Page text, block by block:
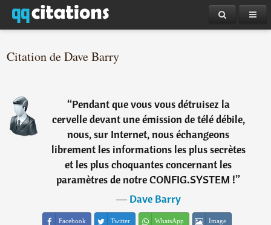
Citation de Dave Barry
“Pendant que vous vous détruisez la
cervelle devant une émission de télé débile,
nous, sur Internet, nous échangeons
librement les informations les plus secrètes
et les plus choquantes concernant les
paramètres de notre CONFIG.SYSTEM !”
―Dave Barry
Facebook Twitter WhatsApp Image